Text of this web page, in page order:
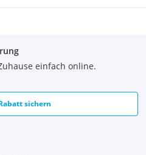
direkten Zugang zur U4-
für Nachhaltigkeit:
einfach online.
sichern